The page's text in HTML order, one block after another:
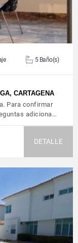
5 Baño(s)
CARTAGENA
Para confirmar
adiciona…
DETALLE